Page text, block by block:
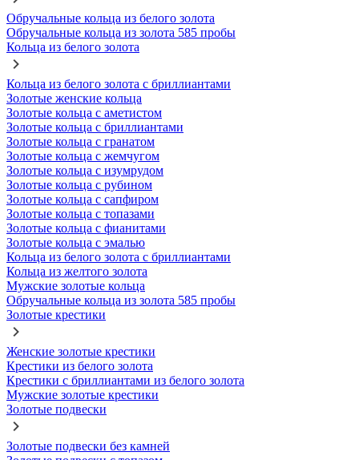
Обручальные кольца из белого золота
Обручальные кольца из золота 585 пробы
Кольца из белого золота
Кольца из белого золота с бриллиантами
Золотые женские кольца
Золотые кольца с аметистом
Золотые кольца с бриллиантами
Золотые кольца с гранатом
Золотые кольца с жемчугом
Золотые кольца с изумрудом
Золотые кольца с рубином
Золотые кольца с сапфиром
Золотые кольца с топазами
Золотые кольца с фианитами
Золотые кольца с эмалью
Кольца из белого золота с бриллиантами
Кольца из желтого золота
Мужские золотые кольца
Обручальные кольца из золота 585 пробы
Золотые крестики
Женские золотые крестики
Крестики из белого золота
Крестики с бриллиантами из белого золота
Мужские золотые крестики
Золотые подвески
Золотые подвески без камней